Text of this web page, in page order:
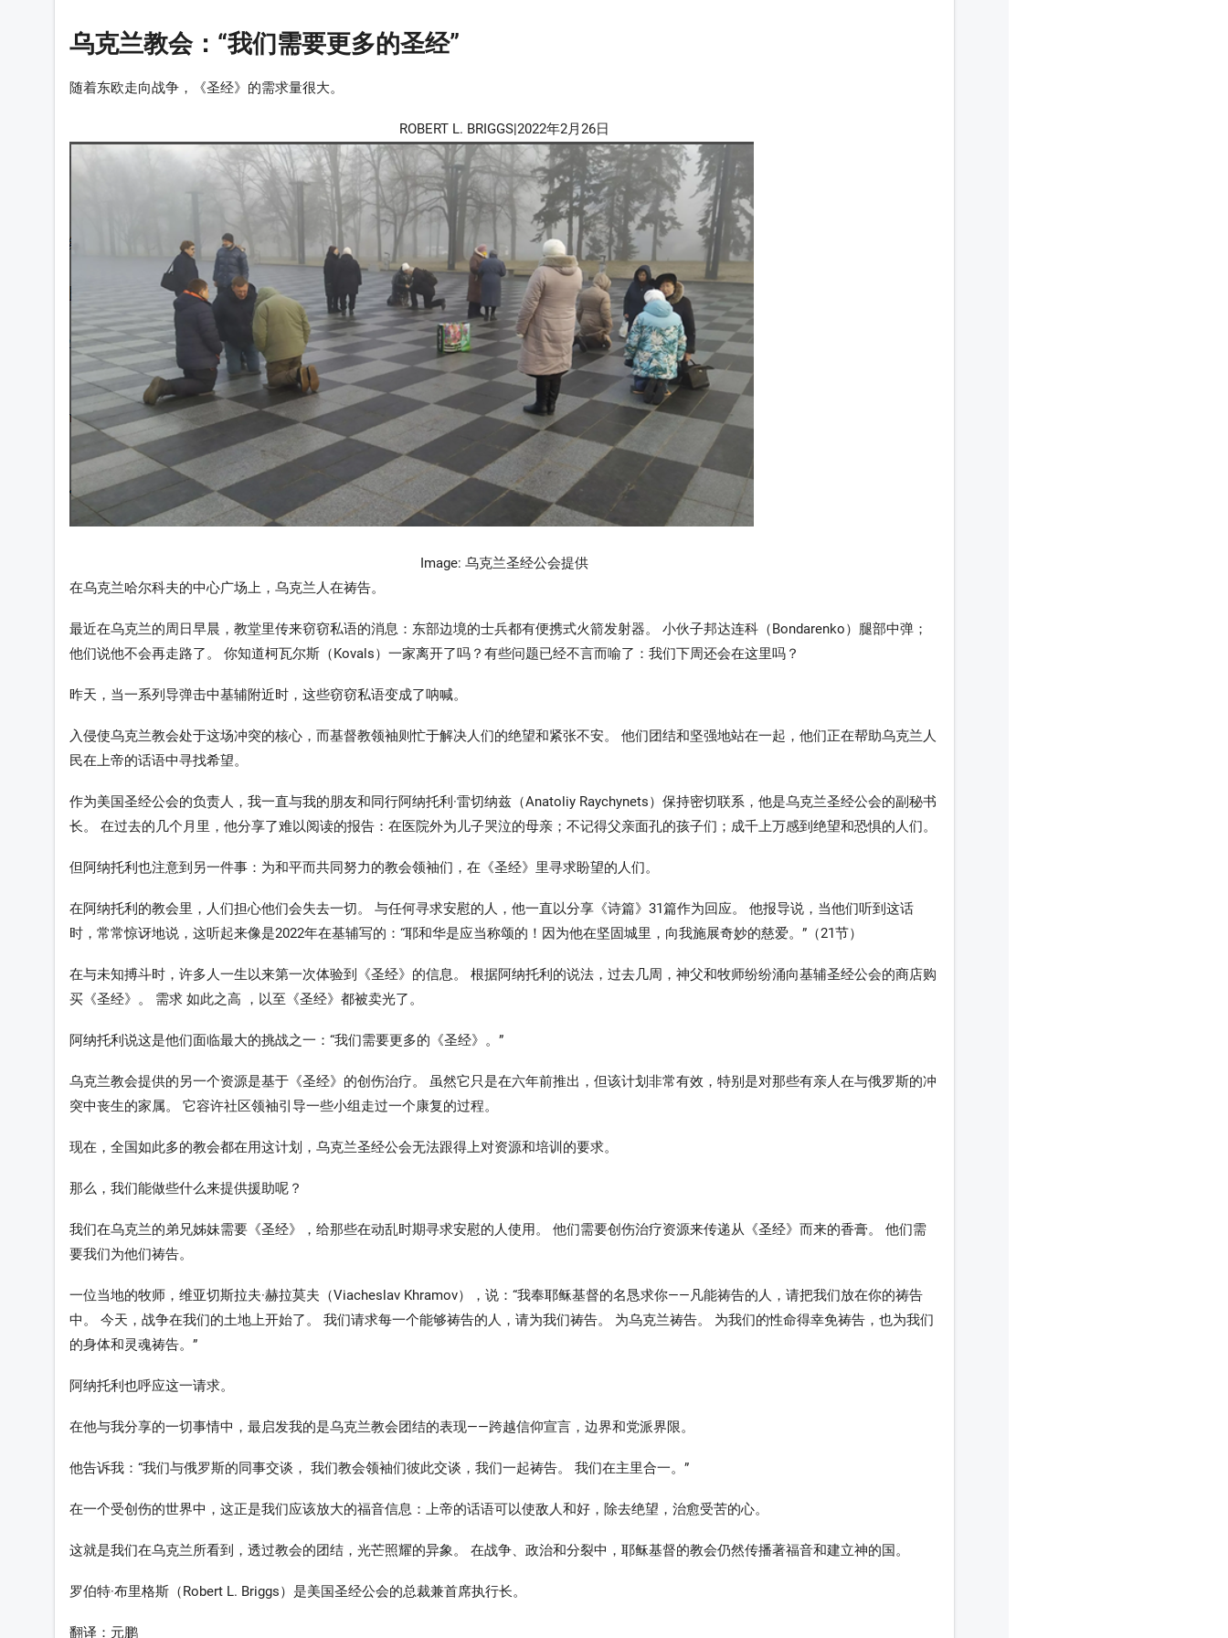
icon_lishi
4
乌克兰教会：“我们需要更多的圣经”
随着东欧走向战争，《圣经》的需求量很大。
ROBERT L. BRIGGS|2022年2月26日
Image: 乌克兰圣经公会提供
在乌克兰哈尔科夫的中心广场上，乌克兰人在祷告。
最近在乌克兰的周日早晨，教堂里传来窃窃私语的消息：东部边境的士兵都有便携式火箭发射器。 小伙子邦达连科（Bondarenko）腿部中弹；
他们说他不会再走路了。 你知道柯瓦尔斯（Kovals）一家离开了吗？有些问题已经不言而喻了：我们下周还会在这里吗？
昨天，当一系列导弹击中基辅附近时，这些窃窃私语变成了呐喊。
入侵使乌克兰教会处于这场冲突的核心，而基督教领袖则忙于解决人们的绝望和紧张不安。 他们团结和坚强地站在一起，他们正在帮助乌克兰人
民在上帝的话语中寻找希望。
作为美国圣经公会的负责人，我一直与我的朋友和同行阿纳托利·雷切纳兹（Anatoliy Raychynets）保持密切联系，他是乌克兰圣经公会的副秘书
长。 在过去的几个月里，他分享了难以阅读的报告：在医院外为儿子哭泣的母亲；不记得父亲面孔的孩子们；成千上万感到绝望和恐惧的人们。
但阿纳托利也注意到另一件事：为和平而共同努力的教会领袖们，在《圣经》里寻求盼望的人们。
在阿纳托利的教会里，人们担心他们会失去一切。 与任何寻求安慰的人，他一直以分享《诗篇》31篇作为回应。 他报导说，当他们听到这话
时，常常惊讶地说，这听起来像是2022年在基辅写的：“耶和华是应当称颂的！因为他在坚固城里，向我施展奇妙的慈爱。”（21节）
在与未知搏斗时，许多人一生以来第一次体验到《圣经》的信息。 根据阿纳托利的说法，过去几周，神父和牧师纷纷涌向基辅圣经公会的商店购
买《圣经》。 需求 如此之高 ，以至《圣经》都被卖光了。
阿纳托利说这是他们面临最大的挑战之一：“我们需要更多的《圣经》。”
乌克兰教会提供的另一个资源是基于《圣经》的创伤治疗。 虽然它只是在六年前推出，但该计划非常有效，特别是对那些有亲人在与俄罗斯的冲
突中丧生的家属。 它容许社区领袖引导一些小组走过一个康复的过程。
现在，全国如此多的教会都在用这计划，乌克兰圣经公会无法跟得上对资源和培训的要求。
那么，我们能做些什么来提供援助呢？
我们在乌克兰的弟兄姊妹需要《圣经》，给那些在动乱时期寻求安慰的人使用。 他们需要创伤治疗资源来传递从《圣经》而来的香膏。 他们需
要我们为他们祷告。
一位当地的牧师，维亚切斯拉夫·赫拉莫夫（Viacheslav Khramov），说：“我奉耶稣基督的名恳求你——凡能祷告的人，请把我们放在你的祷告
中。 今天，战争在我们的土地上开始了。 我们请求每一个能够祷告的人，请为我们祷告。 为乌克兰祷告。 为我们的性命得幸免祷告，也为我们
的身体和灵魂祷告。”
阿纳托利也呼应这一请求。
在他与我分享的一切事情中，最启发我的是乌克兰教会团结的表现——跨越信仰宣言，边界和党派界限。
他告诉我：“我们与俄罗斯的同事交谈， 我们教会领袖们彼此交谈，我们一起祷告。 我们在主里合一。”
在一个受创伤的世界中，这正是我们应该放大的福音信息：上帝的话语可以使敌人和好，除去绝望，治愈受苦的心。
这就是我们在乌克兰所看到，透过教会的团结，光芒照耀的异象。 在战争、政治和分裂中，耶稣基督的教会仍然传播著福音和建立神的国。
罗伯特·布里格斯（Robert L. Briggs）是美国圣经公会的总裁兼首席执行长。
翻译：元鹏